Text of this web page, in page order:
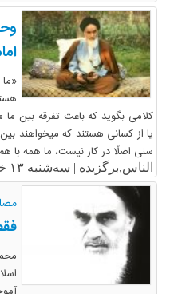
کلامی بگوید که باعث تفرقه بین ما
یا از کسانی هستند که می‏خواهند
سنی اصلًا در کار نیست، ما همه با
الناس,برگزیده | سه‌شنبه ۱۳ خرداد ۱۳۹۳